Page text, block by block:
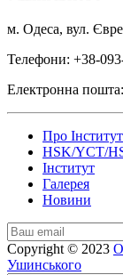
м. Одеса, вул.
Телефони: +38-
Електронна
Про Інститут
HSK/YCT/
Інститут
Галерея
Новини
Copyright © 2023
Ушинського